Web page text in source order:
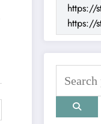
https://
https://